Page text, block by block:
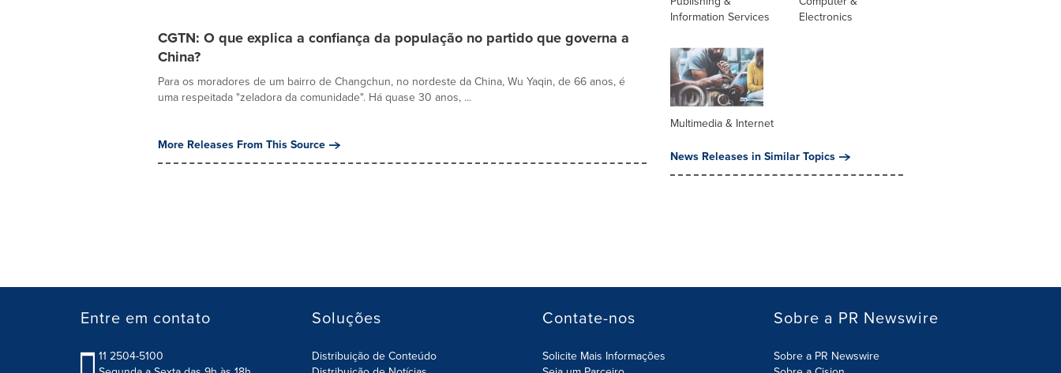
CGTN: O que explica a confiança da população no partido que governa a
China?
Para os moradores de um bairro de Changchun, no nordeste da China, Wu Yaqin, de 66 anos, é
uma respeitada "zeladora da comunidade". Há quase 30 anos, ...
More Releases From This Source
Information Services
Electronics
Multimedia & Internet
News Releases in Similar Topics
Entre em contato
11 2504-5100
Soluções
Distribuição de Conteúdo
Contate-nos
Solicite Mais Informações
Sobre a PR Newswire
Sobre a PR Newswire